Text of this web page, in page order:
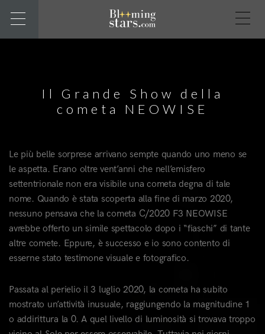
Il Grande Show della
cometa NEOWISE
Le più belle sorprese arrivano sempte quando uno meno se
le aspetta. Erano oltre vent’anni che nell’emisfero
settentrionale non era visibile una cometa degna di tale
nome. Quando è stata scoperta alla fine di marzo 2020,
nessuno pensava che la cometa C/2020 F3 NEOWISE
avrebbe offerto un simile spettacolo dopo i “fiaschi” di tante
altre comete. Eppure, è successo e io sono contento di
esserne stato testimone visuale e fotografico.
Passata al perielio il 3 luglio 2020, la cometa ha subito
mostrato un’attività inusuale, raggiungendo la magnitudine 1
o addirittura la 0. A quel livello di luminosità si trovava troppo